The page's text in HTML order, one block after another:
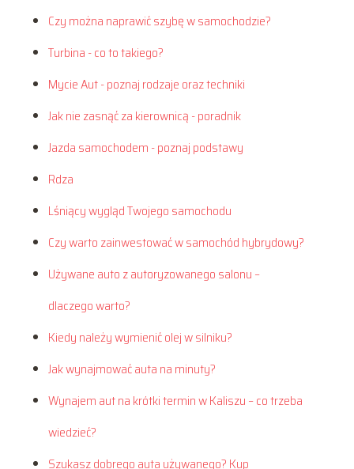
Czy można naprawić szybę w samochodzie?
Turbina - co to takiego?
Mycie Aut - poznaj rodzaje oraz techniki
Jak nie zasnąć za kierownicą - poradnik
Jazda samochodem - poznaj podstawy
Rdza
Lśniący wygląd Twojego samochodu
Czy warto zainwestować w samochód hybrydowy?
Używane auto z autoryzowanego salonu –
dlaczego warto?
Kiedy należy wymienić olej w silniku?
Jak wynajmować auta na minuty?
Wynajem aut na krótki termin w Kaliszu – co trzeba
wiedzieć?
Szukasz dobrego auta używanego? Kup